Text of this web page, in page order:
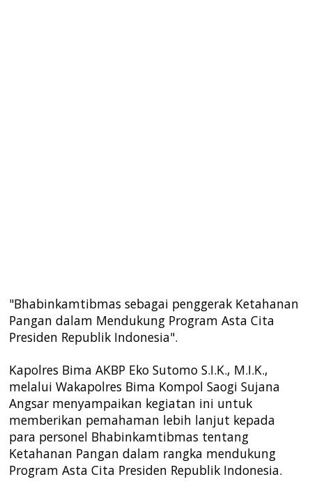
"Bhabinkamtibmas sebagai penggerak Ketahanan
Pangan dalam Mendukung Program Asta Cita
Presiden Republik Indonesia".
Kapolres Bima AKBP Eko Sutomo S.I.K., M.I.K.,
melalui Wakapolres Bima Kompol Saogi Sujana
Angsar menyampaikan kegiatan ini untuk
memberikan pemahaman lebih lanjut kepada
para personel Bhabinkamtibmas tentang
Ketahanan Pangan dalam rangka mendukung
Program Asta Cita Presiden Republik Indonesia.